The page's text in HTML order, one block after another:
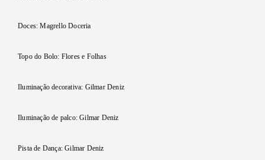
Doces: Magrello Doceria
Topo do Bolo: Flores e Folhas
Iluminação decorativa: Gilmar Deniz
Iluminação de palco: Gilmar Deniz
Pista de Dança: Gilmar Deniz